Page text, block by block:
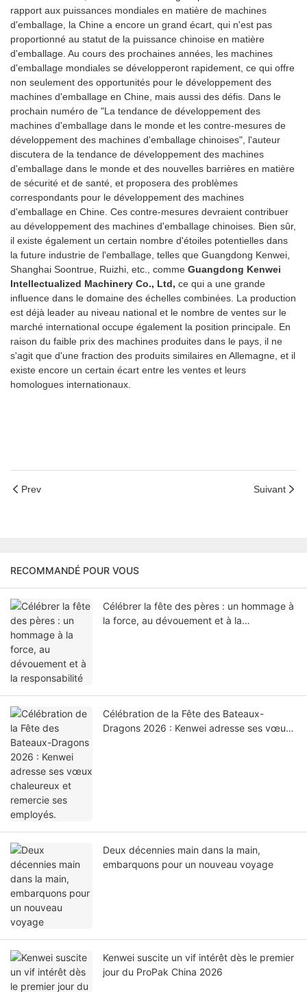
rapport aux puissances mondiales en matière de machines
d'emballage, la Chine a encore un grand écart, qui n'est pas
proportionné au statut de la puissance chinoise en matière
d'emballage. Au cours des prochaines années, les machines
d'emballage mondiales se développeront rapidement, ce qui offre
non seulement des opportunités pour le développement des
machines d'emballage en Chine, mais aussi des défis. Dans le
prochain numéro de "La tendance de développement des
machines d'emballage dans le monde et les contre-mesures de
développement des machines d'emballage chinoises", l'auteur
discutera de la tendance de développement des machines
d'emballage dans le monde et des nouvelles barrières en matière
de sécurité et de santé, et proposera des problèmes
correspondants pour le développement des machines
d'emballage en Chine. Ces contre-mesures devraient contribuer
au développement des machines d'emballage chinoises. Bien sûr,
il existe également un certain nombre d'étoiles potentielles dans
la future industrie de l'emballage, telles que Guangdong Kenwei,
Shanghai Soontrue, Ruizhi, etc., comme Guangdong Kenwei
Intellectualized Machinery Co., Ltd, ce qui a une grande
influence dans le domaine des échelles combinées. La production
est déjà leader au niveau national et le nombre de ventes sur le
marché international occupe également la position principale. En
raison du faible prix des machines produites dans le pays, il ne
s'agit que d'une fraction des produits similaires en Allemagne, et il
existe encore un certain écart entre les ventes et leurs
homologues internationaux.
Prev Suivant
RECOMMANDÉ POUR VOUS
Célébrer la fête des pères : un hommage à
la force, au dévouement et à la
Célébration de la Fête des Bateaux-
Dragons 2026 : Kenwei adresse ses vœux
Deux décennies main dans la main,
embarquons pour un nouveau voyage
Kenwei suscite un vif intérêt dès le premier
jour du ProPak China 2026